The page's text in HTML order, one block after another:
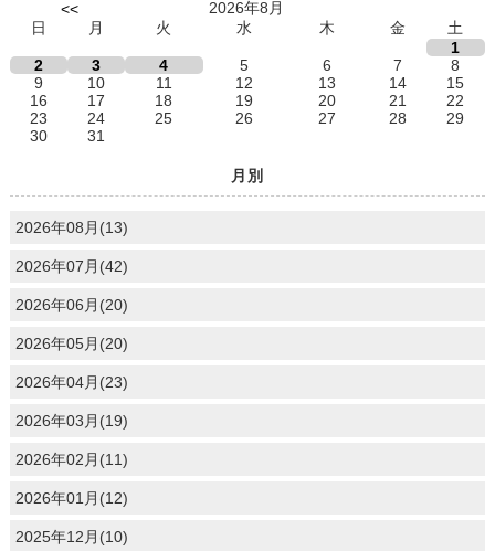
<<
2026年8月
日
月 火 水 木 金
土
1
2
3 4 5 6 7
8
9
10 11 12 13 14
15
16
17 18 19 20 21
22
23
24 25 26 27 28
29
30
31
月別
2026年08月(13)
2026年07月(42)
2026年06月(20)
2026年05月(20)
2026年04月(23)
2026年03月(19)
2026年02月(11)
2026年01月(12)
2025年12月(10)